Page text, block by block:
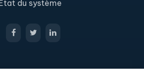
du système